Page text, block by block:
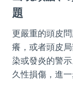
題
更嚴重的頭皮
癢，或者頭皮
染或發炎的警
久性損傷，進一